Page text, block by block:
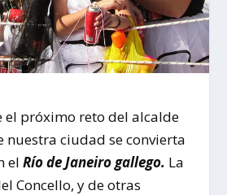
el próximo reto del alcalde
nuestra ciudad se convierta
elRío de Janeiro gallego. La
Concello, y de otras